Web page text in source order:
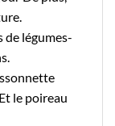
de légumes-
le poireau